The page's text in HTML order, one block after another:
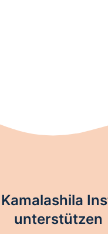
Kamalashila
unterstützen